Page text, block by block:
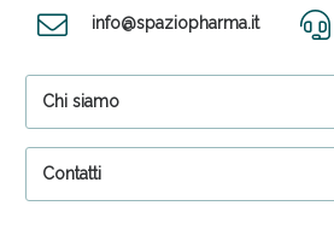
info@spaziopharma.it
Chi siamo
Contatti